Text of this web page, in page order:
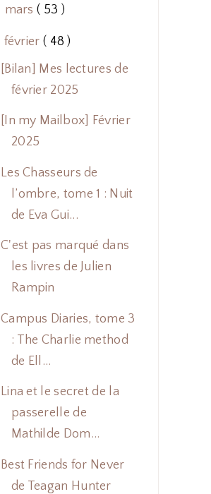
mars ( 53 )
février ( 48 )
[Bilan] Mes lectures de
février 2025
[In my Mailbox] Février
2025
Les Chasseurs de
l’ombre, tome 1 : Nuit
de Eva Gui...
C'est pas marqué dans
les livres de Julien
Rampin
Campus Diaries, tome 3
: The Charlie method
de Ell...
Lina et le secret de la
passerelle de
Mathilde Dom...
Best Friends for Never
de Teagan Hunter